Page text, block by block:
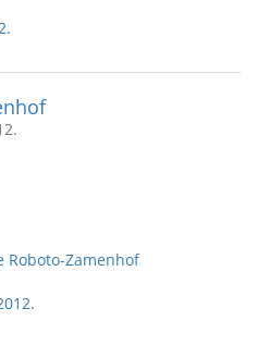
Roboto-Zamenhof